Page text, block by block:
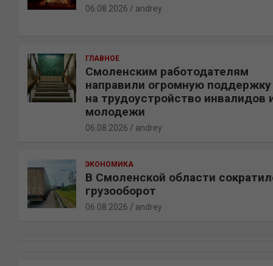
06.08.2026 andrey
ГЛАВНОЕ
Смоленским работодателям
направили огромную поддержку
на трудоустройство инвалидов
молодежи
06.08.2026 andrey
ЭКОНОМИКА
В Смоленской области
грузооборот
06.08.2026 andrey